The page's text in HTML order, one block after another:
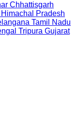
Chhattisgarh
Himachal Pradesh
Tamil Nadu
Tripura Gujarat